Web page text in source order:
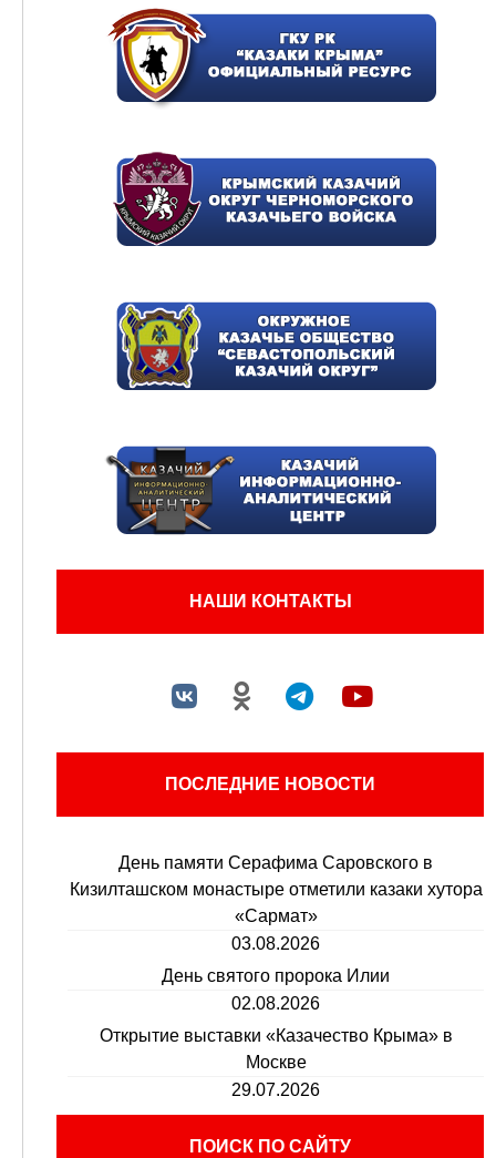
НАШИ КОНТАКТЫ
ПОСЛЕДНИЕ НОВОСТИ
День памяти Серафима Саровского в
Кизилташском монастыре отметили казаки хутора
«Сармат»
03.08.2026
День святого пророка Илии
02.08.2026
Открытие выставки «Казачество Крыма» в
Москве
29.07.2026
ПОИСК ПО САЙТУ